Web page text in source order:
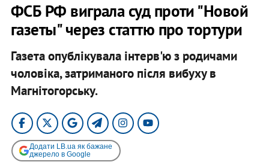
ФСБ РФ виграла суд проти "Новой
газеты" через статтю про тортури
Газета опублікувала інтерв'ю з родичами
чоловіка, затриманого після вибуху в
Магнітогорську.
Додати LB.ua як бажане
джерело в Google